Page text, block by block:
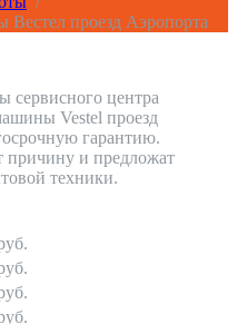
проезд Аэропорта
сервисного центра
Vestel проезд
гарантию.
и предложат
техники.